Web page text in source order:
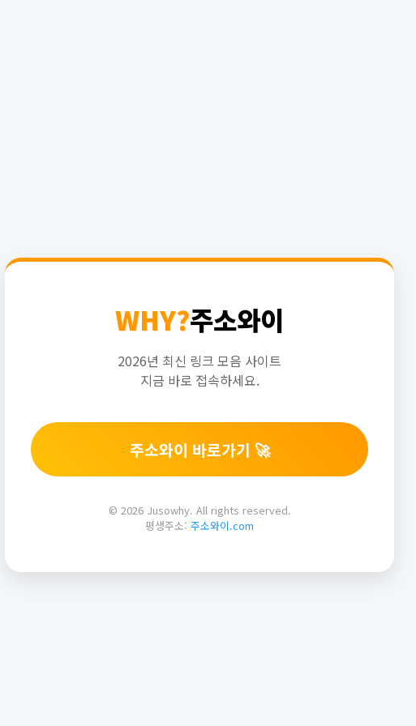
WHY?주소와이
2026년 최신 링크 모음 사이트
지금 바로 접속하세요.
주소와이 바로가기 🚀
© 2026 Jusowhy. All rights reserved.
평생주소: 주소와이.com